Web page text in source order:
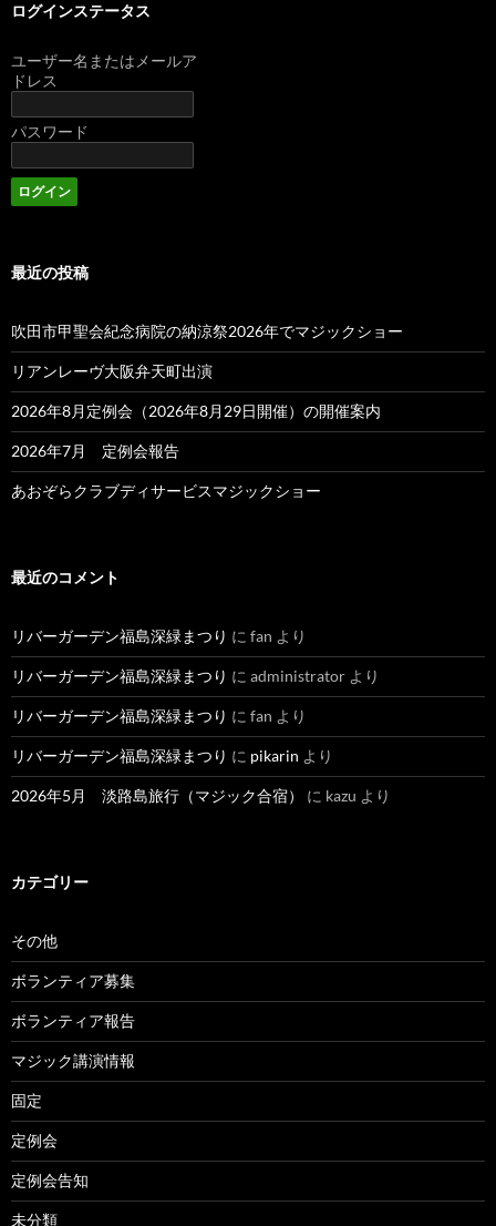
ログインステータス
ユーザー名またはメールア
ドレス
パスワード
最近の投稿
吹田市甲聖会紀念病院の納涼祭2026年でマジックショー
リアンレーヴ大阪弁天町出演
2026年8月定例会（2026年8月29日開催）の開催案内
2026年7月 定例会報告
あおぞらクラブディサービスマジックショー
最近のコメント
リバーガーデン福島深緑まつり に fan より
リバーガーデン福島深緑まつり に administrator より
リバーガーデン福島深緑まつり に fan より
リバーガーデン福島深緑まつり に pikarin より
2026年5月 淡路島旅行（マジック合宿） に kazu より
カテゴリー
その他
ボランティア募集
ボランティア報告
マジック講演情報
固定
定例会
定例会告知
未分類